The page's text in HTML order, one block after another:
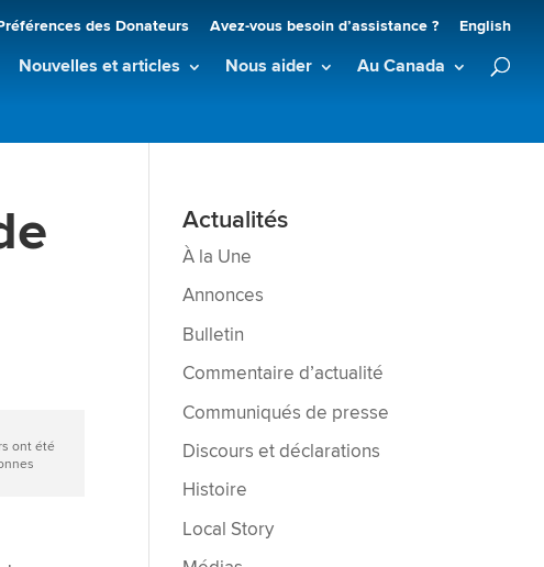
des Donateurs Avez-vous besoin d’assistance ? English
Nouvelles et articles Nous aider Au Canada
ont été
Actualités
À la Une
Annonces
Bulletin
Commentaire d’actualité
Communiqués de presse
Discours et déclarations
Histoire
Local Story